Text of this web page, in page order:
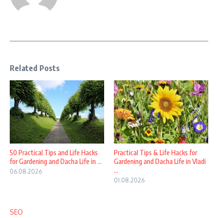
Related Posts
50 Practical Tips and Life Hacks
for Gardening and Dacha Life in ...
06.08.2026
Practical Tips & Life Hacks for
Gardening and Dacha Life in Vladi
...
01.08.2026
SEO